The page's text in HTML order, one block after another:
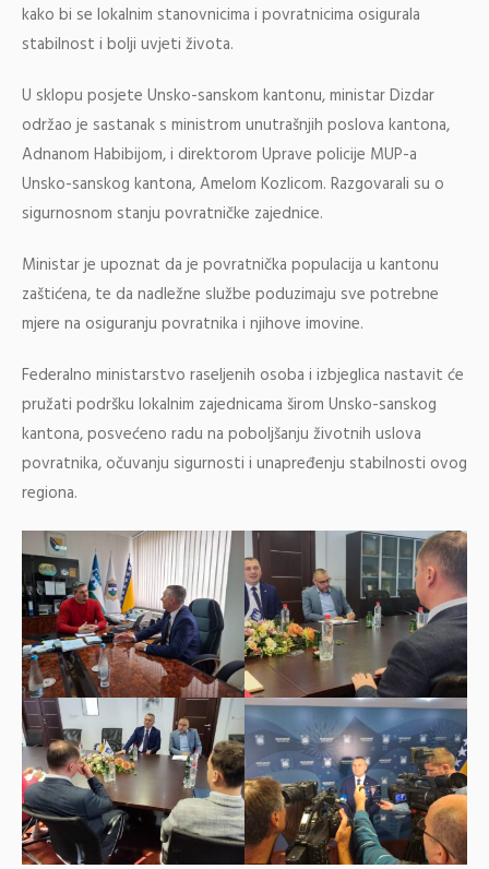
kako bi se lokalnim stanovnicima i povratnicima osigurala
stabilnost i bolji uvjeti života.
U sklopu posjete Unsko-sanskom kantonu, ministar Dizdar
održao je sastanak s ministrom unutrašnjih poslova kantona,
Adnanom Habibijom, i direktorom Uprave policije MUP-a
Unsko-sanskog kantona, Amelom Kozlicom. Razgovarali su o
sigurnosnom stanju povratničke zajednice.
Ministar je upoznat da je povratnička populacija u kantonu
zaštićena, te da nadležne službe poduzimaju sve potrebne
mjere na osiguranju povratnika i njihove imovine.
Federalno ministarstvo raseljenih osoba i izbjeglica nastavit će
pružati podršku lokalnim zajednicama širom Unsko-sanskog
kantona, posvećeno radu na poboljšanju životnih uslova
povratnika, očuvanju sigurnosti i unapređenju stabilnosti ovog
regiona.